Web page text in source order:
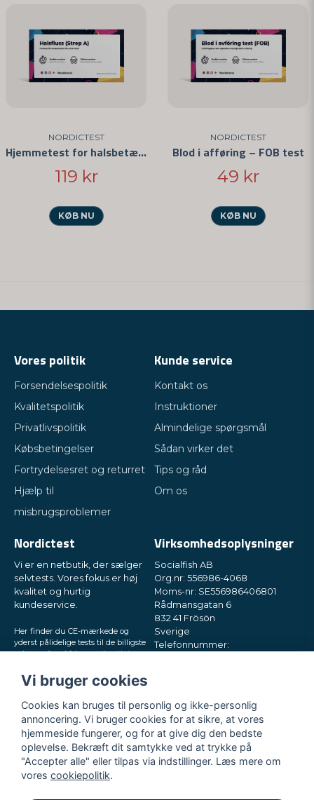
NORDICTEST
Hjemmetest for halsbetændelse 3-pak
119 kr
KØB NU
NORDICTEST
Blod i afføring – FOB test
49 kr
KØB NU
Vores politik
Forsendelsespolitik
Kvalitetspolitik
Privatlivspolitik
Købsbetingelser
Fortrydelsesret og returret
Hjælp til
misbrugsproblemer
Kunde service
Kontakt os
Instruktioner
Almindelige spørgsmål
Sådan virker det
Tips og råd
Om os
Nordictest
Vi er en netbutik, der sælger
selvtests. Vores fokus er høj
kvalitet og hurtig
kundeservice.
Her finder du CE-mærkede og
yderst pålidelige tests til de billigste
priser online. Vi leverer hurtigt
diskrete pakker. Prøv os!
Virksomhedsoplysninger
Socialfish AB
Org.nr: 556986-4068
Moms-nr: SE556986406801
Rådmansgatan 6
832 41 Frösön
Sverige
Telefonnummer:
Man-fre kl. 10-17
Vi bruger cookies
Cookies kan bruges til personlig og ikke-personlig
annoncering. Vi bruger cookies for at sikre, at vores
hjemmeside fungerer, og for at give dig den bedste
oplevelse. Bekræft dit samtykke ved at trykke på
"Accepter alle" eller tilpas via indstillinger. Læs mere om
vores cookiepolitik.